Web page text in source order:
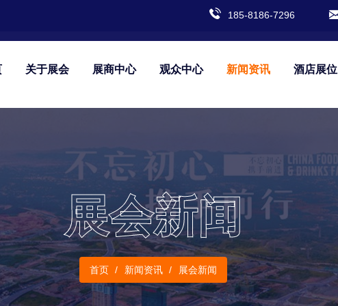
185-8186-7296
关于展会 展商中心 观众中心 新闻资讯 酒店展位
展会新闻
首页 新闻资讯 展会新闻